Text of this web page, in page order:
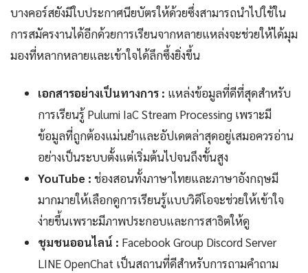
บางคอร์สยังมีใบประกาศนียบัตรให้ด้วยซึ่งสามารถนำไปใช้ใน
การสมัครงานได้อีกด้วยการเรียนจากหลายแหล่งจะช่วยให้ได้มุม
มองที่หลากหลายและเข้าใจได้ลึกซึ้งยิ่งขึ้น
เอกสารอย่างเป็นทางการ : แหล่งข้อมูลที่ดีที่สุดสำหรับ
การเรียนรู้ Pulumi IaC Stream Processing เพราะมี
ข้อมูลที่ถูกต้องแม่นยำและอัปเดตล่าสุดอยู่เสมอควรอ่าน
อย่างเป็นระบบตั้งแต่เริ่มต้นไปจนถึงขั้นสูง
YouTube : ช่องสอนทั้งภาษาไทยและภาษาอังกฤษมี
มากมายให้เลือกดูการเรียนรู้แบบวิดีโอจะช่วยให้เข้าใจ
ง่ายขึ้นเพราะมีภาพประกอบและการสาธิตให้ดู
ชุมชนออนไลน์ : Facebook Group Discord Server
LINE OpenChat เป็นสถานที่ดีสำหรับการถามคำถาม